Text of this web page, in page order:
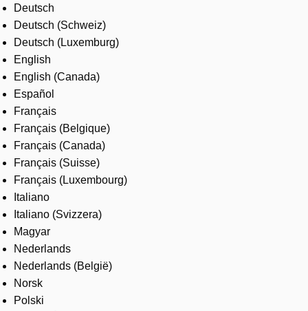
About us
Where to buy
Contact us
Careers
Deutsch
Deutsch (Schweiz)
Deutsch (Luxemburg)
English
English (Canada)
Español
Français
Français (Belgique)
Français (Canada)
Français (Suisse)
Français (Luxembourg)
Italiano
Italiano (Svizzera)
Magyar
Nederlands
Nederlands (België)
Norsk
Polski